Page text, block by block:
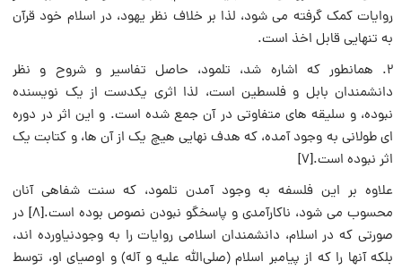
روایات کمک گرفته می شود، لذا بر خلاف نظر یهود، در اسلام خود قرآن
به تنهایی قابل اخذ است.
۲. همانطور که اشاره شد، تلمود، حاصل تفاسیر و شروح و نظر
دانشمندان بابل و فلسطین است، لذا اثری یکدست از یک نویسنده
نبوده، و سلیقه های متفاوتی در آن جمع شده است. و این اثر در دوره
ای طولانی به وجود آمده، که هدف نهایی هیچ یک از آن ها، و کتابت یک
اثر نبوده است.[۷]
علاوه بر این فلسفه به وجود آمدن تلمود، که سنت شفاهی آنان
محسوب می شود، ناکارآمدی و پاسخگو نبودن نصوص بوده است.[۸] در
صورتی که در اسلام، دانشمندان اسلامی روایات را به وجودنیاورده اند،
بلکه آنها را که از پیامبر اسلام (صلی‌الله‌ علیه و آله) و اوصیای او، توسط